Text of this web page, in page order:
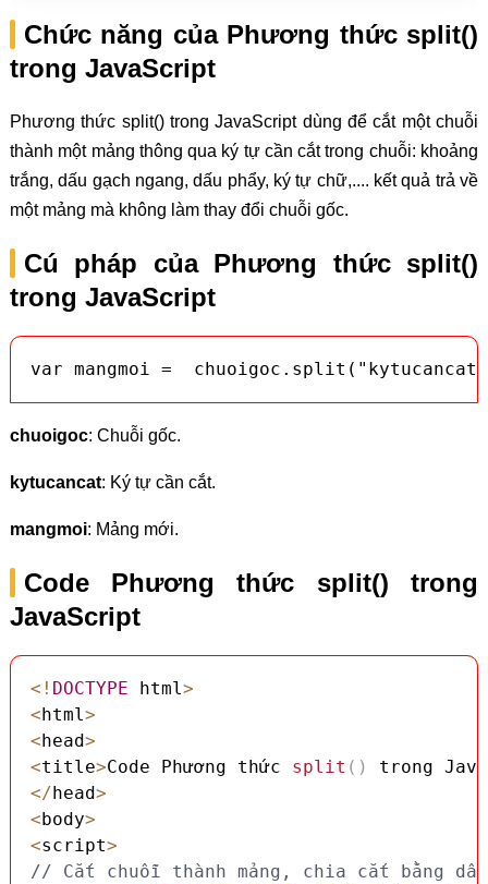
Chức năng của Phương thức split()
trong JavaScript
Phương thức split() trong JavaScript dùng để cắt một chuỗi
thành một mảng thông qua ký tự cần cắt trong chuỗi: khoảng
trắng, dấu gạch ngang, dấu phẩy, ký tự chữ,.... kết quả trả về
một mảng mà không làm thay đổi chuỗi gốc.
Cú pháp của Phương thức split()
trong JavaScript
var mangmoi =
chuoigoc: Chuỗi gốc.
kytucancat: Ký tự cần cắt.
mangmoi: Mảng mới.
Code Phương thức split() trong
JavaScript
< ! DOCTYPE html>
<html>
<head>
<title>Code Phương thức split ( )
trong
</head>
<body>
<script>
// Cắt chuỗi thành mảng, chia cắt bằng